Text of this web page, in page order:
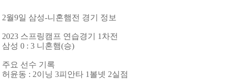
2월9일 삼성-니혼햄전 경기 정보
2023 스프링캠프 연습경기 1차전
삼성 0 : 3 니혼햄(승)
주요 선수 기록
허윤동 : 2이닝 3피안타 1볼넷 2실점